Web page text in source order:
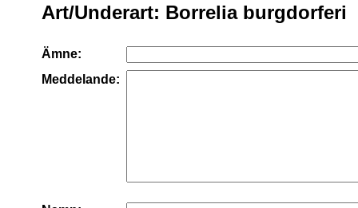
Art/Underart: Borrelia burgdorferi
Ämne:
Meddelande: